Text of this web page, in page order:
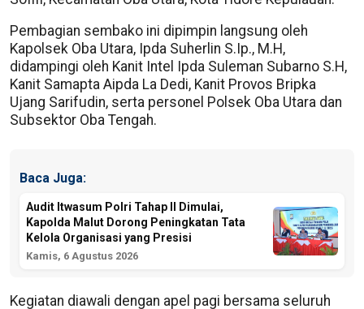
Pembagian sembako ini dipimpin langsung oleh
Kapolsek Oba Utara, Ipda Suherlin S.Ip., M.H,
didampingi oleh Kanit Intel Ipda Suleman Subarno S.H,
Kanit Samapta Aipda La Dedi, Kanit Provos Bripka
Ujang Sarifudin, serta personel Polsek Oba Utara dan
Subsektor Oba Tengah.
Baca Juga:
Audit Itwasum Polri Tahap II Dimulai,
Kapolda Malut Dorong Peningkatan Tata
Kelola Organisasi yang Presisi
Kamis, 6 Agustus 2026
Kegiatan diawali dengan apel pagi bersama seluruh